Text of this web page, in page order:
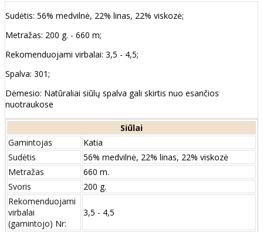
Sudėtis: 56% medvilnė, 22% linas, 22% viskozė;
Metražas: 200 g. - 660 m;
Rekomenduojami virbalai: 3,5 - 4,5;
Spalva: 301;
Dėmesio: Natūraliai siūlų spalva gali skirtis nuo esančios
nuotraukose
Siūlai
Gamintojas
Katia
Sudėtis
56% medvilnė, 22% linas, 22% viskozė
Metražas
660 m.
Svoris
200 g.
Rekomenduojami
virbalai
(gamintojo) Nr:
3,5 - 4,5